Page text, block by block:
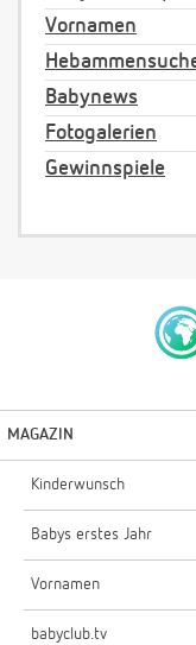
Vornamen
Babynews
Fotogalerien
Gewinnspiele
MAGAZIN
Kinderwunsch
Babys erstes Jahr
Vornamen
babyclub.tv